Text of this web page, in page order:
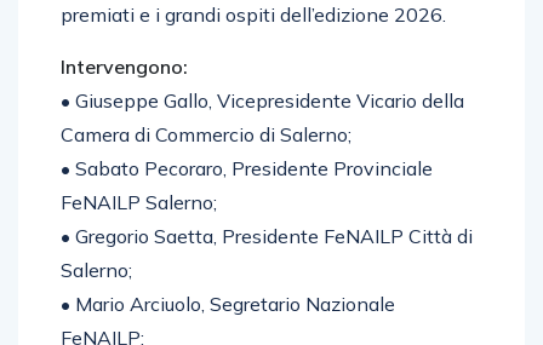
premiati e i grandi ospiti dell’edizione 2026.
Intervengono:
• Giuseppe Gallo, Vicepresidente Vicario della
Camera di Commercio di Salerno;
• Sabato Pecoraro, Presidente Provinciale
FeNAILP Salerno;
• Gregorio Saetta, Presidente FeNAILP Città di
Salerno;
• Mario Arciuolo, Segretario Nazionale
FeNAILP;